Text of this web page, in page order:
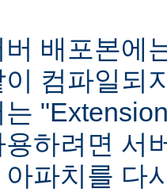
버 배포본에
컴파일되
하려면 서
파치를 다